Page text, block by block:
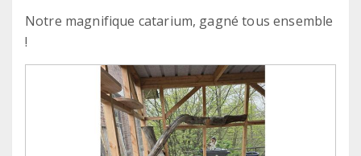
Notre magnifique catarium, gagné tous ensemble
!